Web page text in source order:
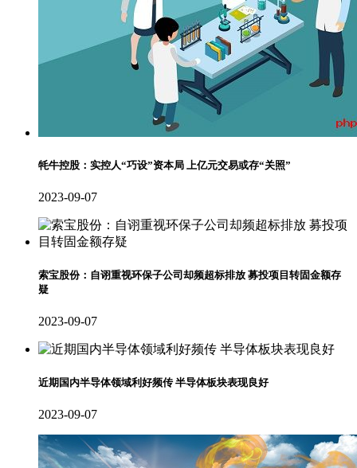
牦牛控股：实控人“巧设”资本局 上亿元交易或存“关照”
2023-09-07
索宝股份：自诩重视环保子公司却频超标排放 募投项目转固金额存
疑
2023-09-07
近期国内半导体领域利好频传 半导体板块表现良好
2023-09-07